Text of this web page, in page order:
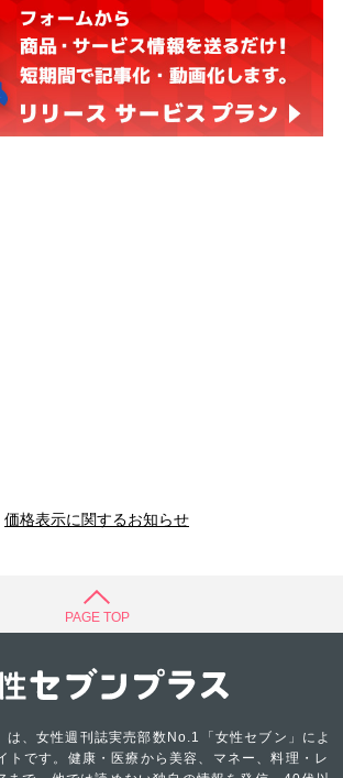
価格表示に関するお知らせ
PAGE TOP
は、女性週刊誌実売部数No.1「女性セブン」によ
トです。健康・医療から美容、マネー、料理・レ